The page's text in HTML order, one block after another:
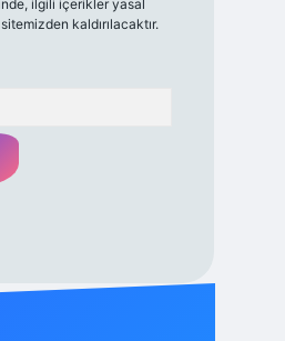
ilgili içerikler yasal
kaldırılacaktır.